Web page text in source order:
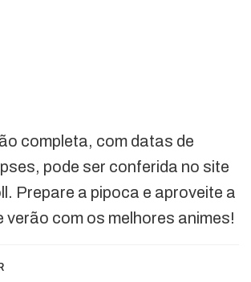
completa, com datas de
pode ser conferida no site
Prepare a pipoca e aproveite a
verão com os melhores animes!